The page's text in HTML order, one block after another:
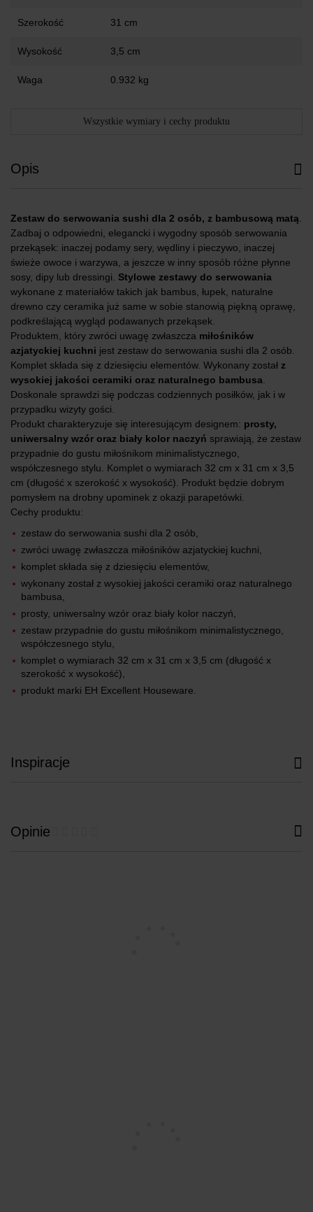
Szerokość 31 cm
Wysokość 3,5 cm
Waga 0.932 kg
Wszystkie wymiary i cechy produktu
Opis
Zestaw do serwowania sushi dla 2 osób, z bambusową matą
Zadbaj o odpowiedni, elegancki i wygodny sposób serwowania
przekąsek: inaczej podamy sery, wędliny i pieczywo, inaczej
świeże owoce i warzywa, a jeszcze w inny sposób różne płynne
sosy, dipy lub dressingi. Stylowe zestawy do serwowania
wykonane z materiałów takich jak bambus, łupek, naturalne
drewno czy ceramika już same w sobie stanowią piękną oprawę,
podkreślającą wygląd podawanych przekąsek.
Produktem, który zwróci uwagę zwłaszcza miłośników
azjatyckiej kuchni jest zestaw do serwowania sushi dla 2 osób.
Komplet składa się z dziesięciu elementów. Wykonany został z
wysokiej jakości ceramiki oraz naturalnego bambusa
Doskonale sprawdzi się podczas codziennych posiłków, jak i w
przypadku wizyty gości.
Produkt charakteryzuje się interesującym designem: prosty,
uniwersalny wzór oraz biały kolor naczyń sprawiają, że zestaw
przypadnie do gustu miłośnikom minimalistycznego,
współczesnego stylu. Komplet o wymiarach 32 cm x 31 cm x 3,5
cm (długość x szerokość x wysokość). Produkt będzie dobrym
pomysłem na drobny upominek z okazji parapetówki.
Cechy produktu:
zestaw do serwowania sushi dla 2 osób,
zwróci uwagę zwłaszcza miłośników azjatyckiej kuchni,
komplet składa się z dziesięciu elementów,
wykonany został z wysokiej jakości ceramiki oraz naturalnego
bambusa,
prosty, uniwersalny wzór oraz biały kolor naczyń,
zestaw przypadnie do gustu miłośnikom minimalistycznego,
współczesnego stylu,
komplet o wymiarach 32 cm x 31 cm x 3,5 cm (długość x
szerokość x wysokość),
produkt marki EH Excellent Houseware.
Inspiracje
Opinie